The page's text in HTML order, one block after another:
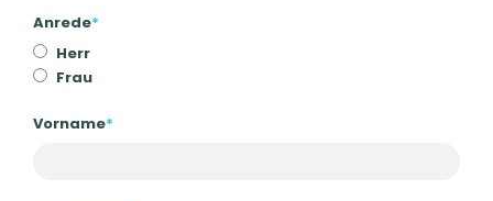
Anrede*
Herr
Frau
Vorname*